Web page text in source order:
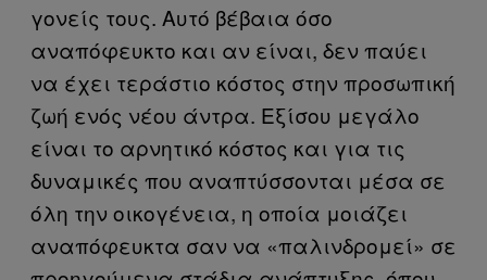
γονείς τους. Αυτό βέβαια όσο
αναπόφευκτο και αν είναι, δεν παύει
να έχει τεράστιο κόστος στην προσωπική
ζωή ενός νέου άντρα. Εξίσου μεγάλο
είναι το αρνητικό κόστος και για τις
δυναμικές που αναπτύσσονται μέσα σε
όλη την οικογένεια, η οποία μοιάζει
αναπόφευκτα σαν να «παλινδρομεί» σε